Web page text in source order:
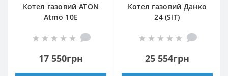
Котел газовий ATON
Atmo 10Е
17 550грн
Котел газовий Данко
24 (SIT)
25 554грн